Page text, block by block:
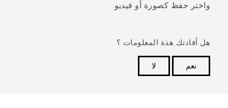
واختر حفظ كصورة أو فيديو.
هل أفادتك هذة المعلومات ؟
نعم
لا